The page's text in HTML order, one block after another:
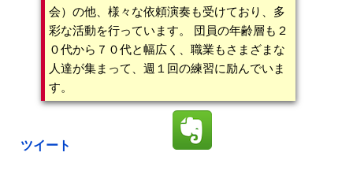
会）の他、様々な依頼演奏も受けており、多
彩な活動を行っています。 団員の年齢層も２
０代から７０代と幅広く、職業もさまざまな
人達が集まって、週１回の練習に励んでいま
す。
ツイート